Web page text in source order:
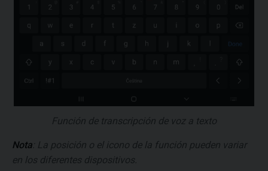
Función de transcripción de voz a texto
Nota: La posición o el icono de la función pueden variar
en los diferentes dispositivos.